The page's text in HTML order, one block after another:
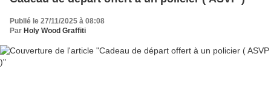
Publié le 27/11/2025 à 08:08
Par Holy Wood Graffiti